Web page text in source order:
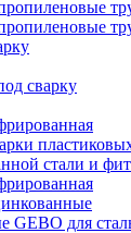
сварку
стали и
для